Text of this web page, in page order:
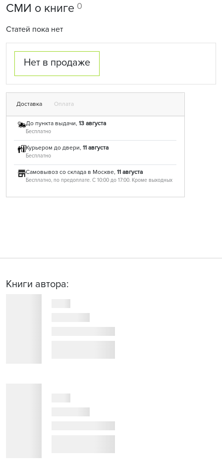
СМИ о книге 0
Статей пока нет
Нет в продаже
Доставка Оплата
До пункта выдачи, 13 августа
Бесплатно
Курьером до двери, 11 августа
Бесплатно
Самовывоз со склада в Москве, 11 августа
Бесплатно, по предоплате. С 10:00 до 17:00. Кроме выходных
Книги автора: